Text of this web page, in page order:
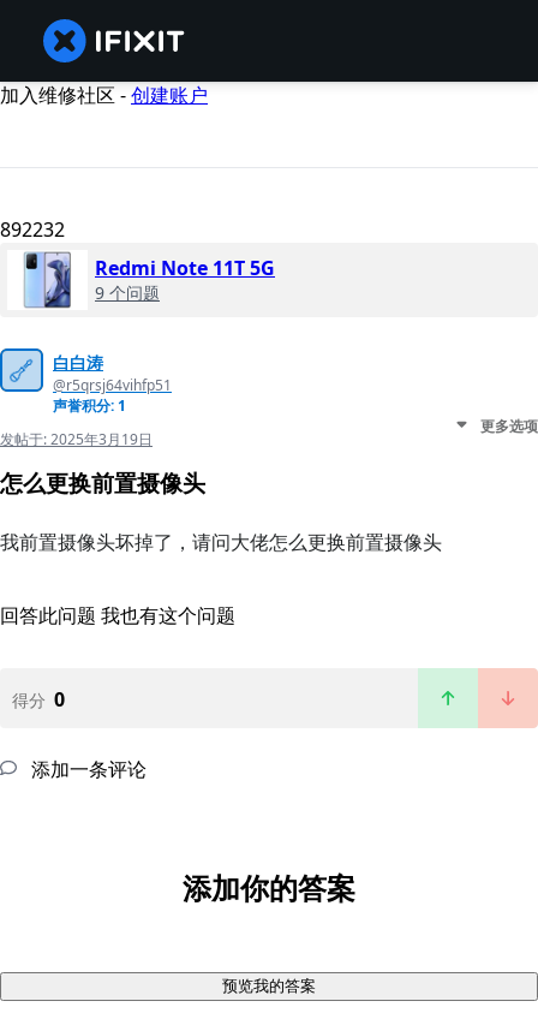
加入维修社区 -创建账户
892232
Redmi Note 11T 5G
9 个问题
白白涛
@r5qrsj64vihfp51
声誉积分: 1
发帖于:2025年3月19日
更多选项
怎么更换前置摄像头
我前置摄像头坏掉了，请问大佬怎么更换前置摄像头
回答此问题 我也有这个问题
得分 0
添加一条评论
添加你的答案
预览我的答案